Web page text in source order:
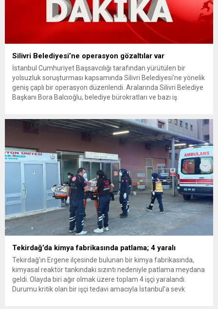
Silivri Belediyesi’ne operasyon gözaltılar var
İstanbul Cumhuriyet Başsavcılığı tarafından yürütülen bir
yolsuzluk soruşturması kapsamında Silivri Belediyesi’ne yönelik
geniş çaplı bir operasyon düzenlendi. Aralarında Silivri Belediye
Başkanı Bora Balcıoğlu, belediye bürokratları ve bazı iş
inceleme ve arama çalışmaları devam ediyor. İstanbul’da...
Tekirdağ’da kimya fabrikasında patlama; 4 yaralı
Tekirdağ’ın Ergene ilçesinde bulunan bir kimya fabrikasında,
kimyasal reaktör tankındaki sızıntı nedeniyle patlama meydana
geldi. Olayda biri ağır olmak üzere toplam 4 işçi yaralandı.
Durumu kritik olan bir işçi tedavi amacıyla İstanbul’a sevk